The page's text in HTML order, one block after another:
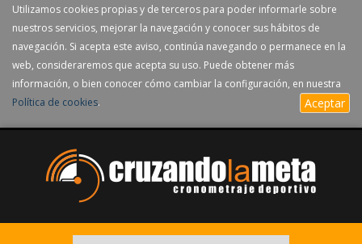
Utilizamos cookies propias y de terceros para poder informarle sobre
nuestros servicios, mejorar la navegación y conocer sus hábitos de
navegación. Si acepta este aviso, continúa navegando o permanece en la
web, consideraremos que acepta su uso. Puede obtener más
información, o bien conocer cómo cambiar la configuración, en nuestra
Política de cookies. Aceptar